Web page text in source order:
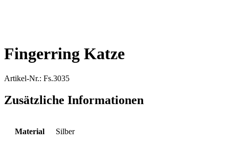
Fingerring Katze
Artikel-Nr.: Fs.3035
Zusätzliche Informationen
Material Silber